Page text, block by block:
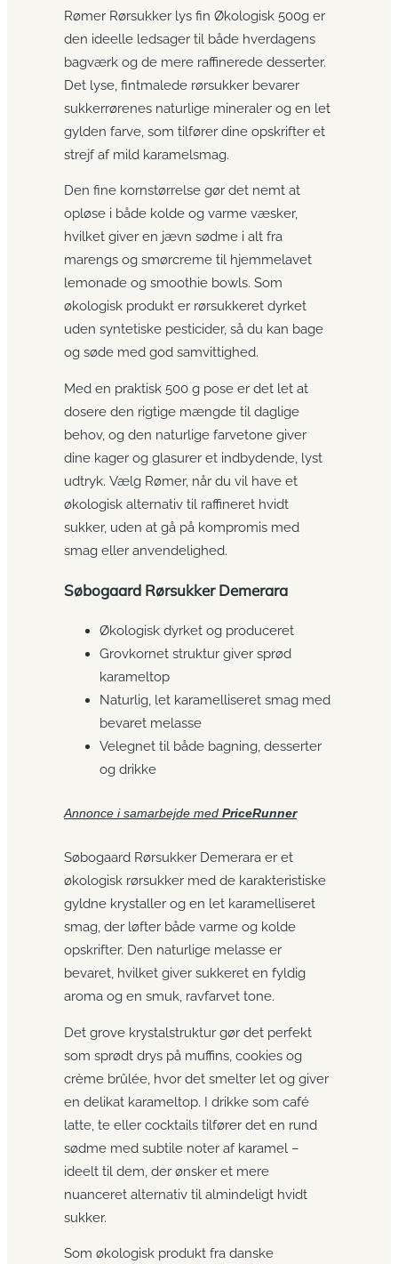
Rømer Rørsukker lys fin Økologisk 500g er
den ideelle ledsager til både hverdagens
bagværk og de mere raffinerede desserter.
Det lyse, fintmalede rørsukker bevarer
sukkerrørenes naturlige mineraler og en let
gylden farve, som tilfører dine opskrifter et
strejf af mild karamelsmag.
Den fine kornstørrelse gør det nemt at
opløse i både kolde og varme væsker,
hvilket giver en jævn sødme i alt fra
marengs og smørcreme til hjemmelavet
lemonade og smoothie bowls. Som
økologisk produkt er rørsukkeret dyrket
uden syntetiske pesticider, så du kan bage
og søde med god samvittighed.
Med en praktisk 500 g pose er det let at
dosere den rigtige mængde til daglige
behov, og den naturlige farvetone giver
dine kager og glasurer et indbydende, lyst
udtryk. Vælg Rømer, når du vil have et
økologisk alternativ til raffineret hvidt
sukker, uden at gå på kompromis med
smag eller anvendelighed.
Søbogaard Rørsukker Demerara
Økologisk dyrket og produceret
Grovkornet struktur giver sprød
karameltop
Naturlig, let karamelliseret smag med
bevaret melasse
Velegnet til både bagning, desserter
og drikke
Annonce i samarbejde med PriceRunner
Søbogaard Rørsukker Demerara er et
økologisk rørsukker med de karakteristiske
gyldne krystaller og en let karamelliseret
smag, der løfter både varme og kolde
opskrifter. Den naturlige melasse er
bevaret, hvilket giver sukkeret en fyldig
aroma og en smuk, ravfarvet tone.
Det grove krystal­struktur gør det perfekt
som sprødt drys på muffins, cookies og
crème brûlée, hvor det smelter let og giver
en delikat karameltop. I drikke som café
latte, te eller cocktails tilfører det en rund
sødme med subtile noter af karamel –
ideelt til dem, der ønsker et mere
nuanceret alternativ til almindeligt hvidt
sukker.
Som økologisk produkt fra danske